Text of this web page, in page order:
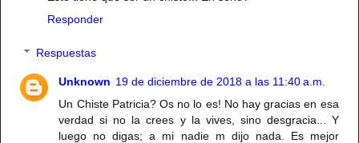
Responder
Respuestas
Unknown 19 de diciembre de 2018 a las 11:40 a.m.
Un Chiste Patricia? Os no lo es! No hay gracias en esa
verdad si no la crees y la vives, sino desgracia... Y
luego no digas; a mi nadie m dijo nada. Es mejor